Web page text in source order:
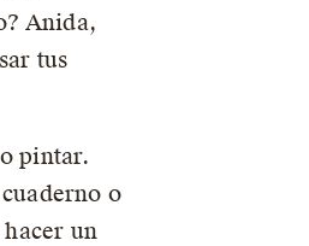
Anida,
tus
pintar.
o
un